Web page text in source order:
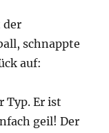
der
schnappte
auf:
Typ. Er ist
geil! Der